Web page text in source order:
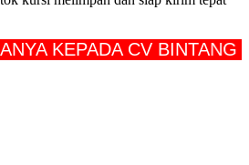
CV BINTANG JAYA